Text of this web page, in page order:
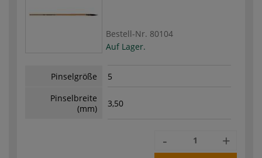
Bestell-Nr. 80104
Auf Lager.
Pinselgröße
5
Pinselbreite
(mm)
3,50
- +